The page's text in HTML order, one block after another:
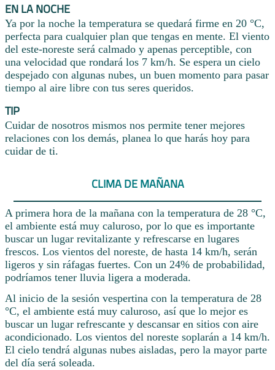
EN LA NOCHE
Ya por la noche la temperatura se quedará firme en 20 °C,
perfecta para cualquier plan que tengas en mente. El viento
del este-noreste será calmado y apenas perceptible, con
una velocidad que rondará los 7 km/h. Se espera un cielo
despejado con algunas nubes, un buen momento para pasar
tiempo al aire libre con tus seres queridos.
TIP
Cuidar de nosotros mismos nos permite tener mejores
relaciones con los demás, planea lo que harás hoy para
cuidar de ti.
CLIMA DE MAÑANA
A primera hora de la mañana con la temperatura de 28 °C,
el ambiente está muy caluroso, por lo que es importante
buscar un lugar revitalizante y refrescarse en lugares
frescos. Los vientos del noreste, de hasta 14 km/h, serán
ligeros y sin ráfagas fuertes. Con un 24% de probabilidad,
podríamos tener lluvia ligera a moderada.
Al inicio de la sesión vespertina con la temperatura de 28
°C, el ambiente está muy caluroso, así que lo mejor es
buscar un lugar refrescante y descansar en sitios con aire
acondicionado. Los vientos del noreste soplarán a 14 km/h.
El cielo tendrá algunas nubes aisladas, pero la mayor parte
del día será soleada.